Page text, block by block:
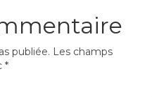
publiée. Les champs
*